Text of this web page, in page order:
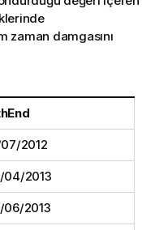
damgasını
2012
04/2013
06/2013